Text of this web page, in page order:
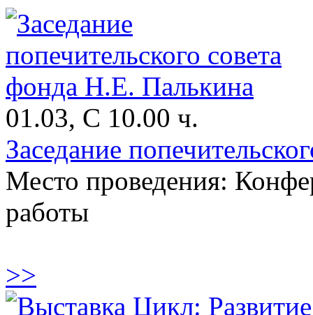
01.03, С 10.00 ч.
Заседание
Место проведения:
работы
>>